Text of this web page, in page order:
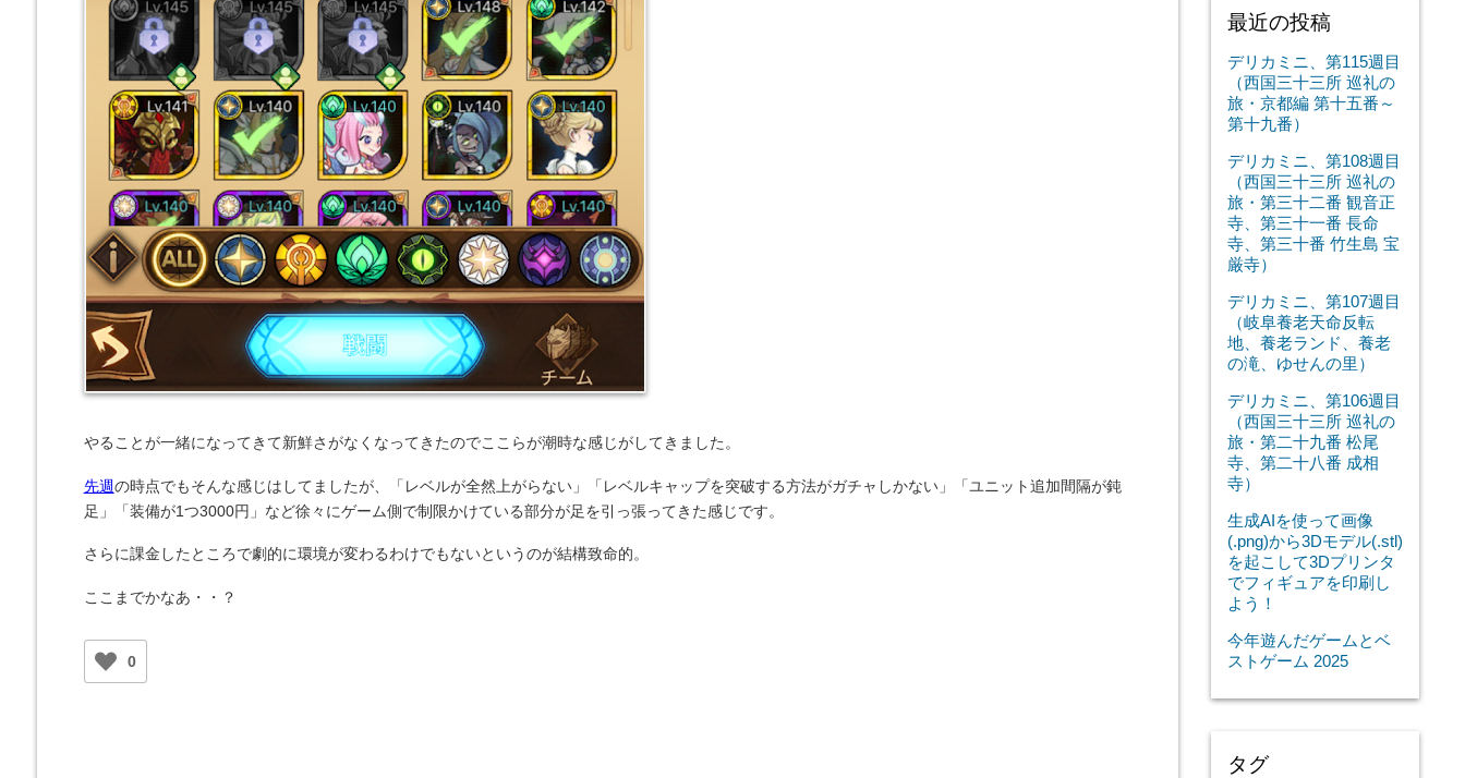
やることが一緒になってきて新鮮さがなくなってきたのでここらが潮時な感じがしてきました。
先週の時点でもそんな感じはしてましたが、「レベルが全然上がらない」「レベルキャップを突破する方法がガチャしかない」「ユニット追加間隔が鈍
足」「装備が1つ3000円」など徐々にゲーム側で制限かけている部分が足を引っ張ってきた感じです。
さらに課金したところで劇的に環境が変わるわけでもないというのが結構致命的。
ここまでかなあ・・？
0
最近の投稿
デリカミニ、第115週目
（西国三十三所 巡礼の
旅・京都編 第十五番～
第十九番）
デリカミニ、第108週目
（西国三十三所 巡礼の
旅・第三十二番 観音正
寺、第三十一番 長命
寺、第三十番 竹生島 宝
厳寺）
デリカミニ、第107週目
（岐阜養老天命反転
地、養老ランド、養老
の滝、ゆせんの里）
デリカミニ、第106週目
（西国三十三所 巡礼の
旅・第二十九番 松尾
寺、第二十八番 成相
寺）
生成AIを使って画像
(.png)から3Dモデル(.stl)
を起こして3Dプリンタ
でフィギュアを印刷し
よう！
今年遊んだゲームとベ
ストゲーム 2025
タグ